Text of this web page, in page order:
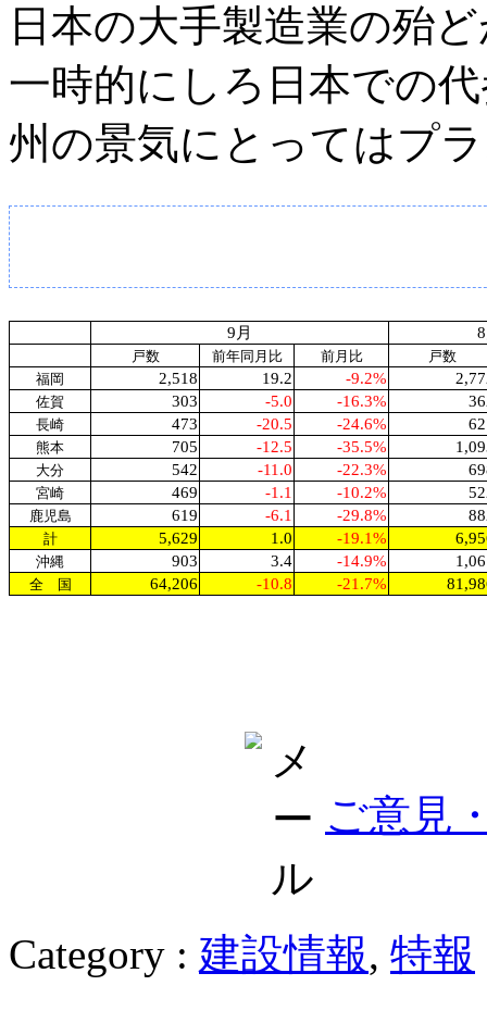
日本の大手製造業の殆
一時的にしろ日本での
州の景気にとってはプ
9 月 8
戸数 前年同月比 前月比
戸数
福岡
2,518 19.2 -9.2%
佐賀 303 -5.0 -16.3%
長崎 473 -20.5 -24.6%
熊本 705 -12.5 -35.5%
大分 542 -11.0 -22.3%
宮崎 469 -1.1 -10.2%
鹿児島 619 -6.1 -29.8%
計 5,629 1.0 -19.1%
沖縄 903 3.4 -14.9%
全 国 64,206 -10.8 -21.7%
ご意見
Category : 建設情報, 特報